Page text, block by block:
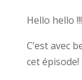
Hello hello !!!
C’est avec
cet épisode!